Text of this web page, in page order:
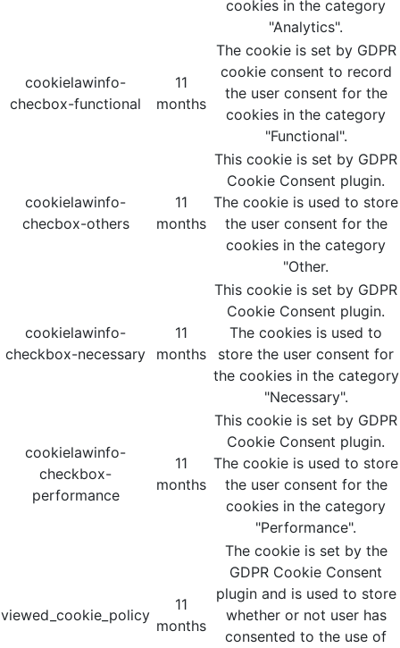
cookies in the category
"Analytics".
cookielawinfo-
checbox-functional
11
months
The cookie is set by GDPR
cookie consent to record
the user consent for the
cookies in the category
"Functional".
cookielawinfo-
checbox-others
11
months
This cookie is set by GDPR
Cookie Consent plugin.
The cookie is used to store
the user consent for the
cookies in the category
"Other.
cookielawinfo-
checkbox-necessary
11
months
This cookie is set by GDPR
Cookie Consent plugin.
The cookies is used to
store the user consent for
the cookies in the category
"Necessary".
cookielawinfo-
checkbox-
performance
11
months
This cookie is set by GDPR
Cookie Consent plugin.
The cookie is used to store
the user consent for the
cookies in the category
"Performance".
viewed_cookie_policy
11
months
The cookie is set by the
GDPR Cookie Consent
plugin and is used to store
whether or not user has
consented to the use of